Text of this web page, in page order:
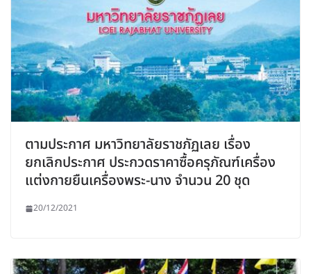
ตามประกาศ มหาวิทยาลัยราชภัฏเลย เรื่อง
ยกเลิกประกาศ ประกวดราคาซื้อครุภัณฑ์เครื่อง
แต่งกายยืนเครื่องพระ-นาง จำนวน 20 ชุด
20/12/2021